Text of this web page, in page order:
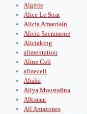
Algérie
Alice Le Strat
Alicia Amatriain
Alicia Sacramone
Aliciaking
alimentation
Aline Celi
alineceli
Alisha
Aliya Moustafina
Alkmaar
All Amazones